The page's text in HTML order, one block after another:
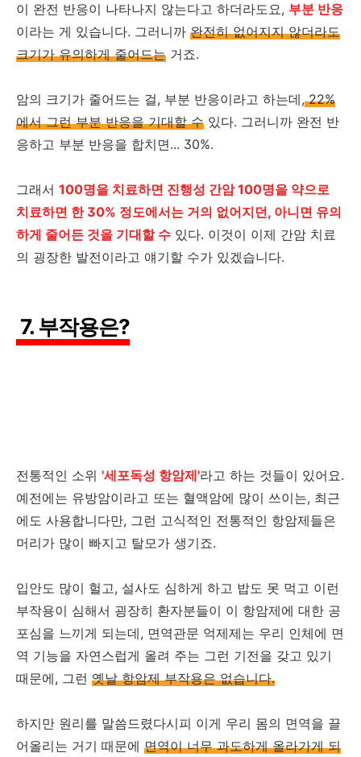
이 완전 반응이 나타나지 않는다고 하더라도요, 부분 반응
이라는 게 있습니다. 그러니까 완전히 없어지지 않더라도
크기가 유의하게 줄어드는 거죠.
암의 크기가 줄어드는 걸, 부분 반응이라고 하는데,22%
에서 그런 부분 반응을 기대할 수 있다. 그러니까 완전 반
응하고 부분 반응을 합치면... 30%.
그래서 100명을 치료하면 진행성 간암 100명을 약으로
치료하면 한 30% 정도에서는 거의 없어지던, 아니면 유의
하게 줄어든 것을 기대할 수 있다. 이것이 이제 간암 치료
의 굉장한 발전이라고 얘기할 수가 있겠습니다.
7. 부작용은?
전통적인 소위 '세포독성 항암제'라고 하는 것들이 있어요.
예전에는 유방암이라고 또는 혈액암에 많이 쓰이는, 최근
에도 사용합니다만, 그런 고식적인 전통적인 항암제들은
머리가 많이 빠지고 탈모가 생기죠.
입안도 많이 헐고, 설사도 심하게 하고 밥도 못 먹고 이런
부작용이 심해서 굉장히 환자분들이 이 항암제에 대한 공
포심을 느끼게 되는데, 면역관문 억제제는 우리 인체에 면
역 기능을 자연스럽게 올려 주는 그런 기전을 갖고 있기
때문에, 그런 옛날 항암제 부작용은 없습니다.
하지만 원리를 말씀드렸다시피 이게 우리 몸의 면역을 끌
어올리는 거기 때문에 면역이 너무 과도하게 올라가게 되